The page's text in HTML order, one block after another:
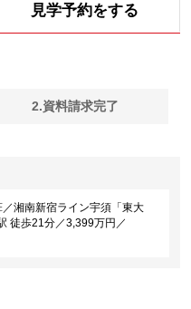
見学予約をする
2.資料請求完了
湘南新宿ライン宇須「東大
徒歩21分／3,399万円／